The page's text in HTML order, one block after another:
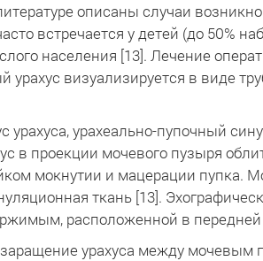
описаны случаи
встречается у детей (до 50%
населения [13]. Лечение
урахус визуализируется в виде
урахеально-пупочный
в проекции мочевого пузыря
мокнутии и мацерации пупка.
ткань [13].
расположенной в
урахуса между